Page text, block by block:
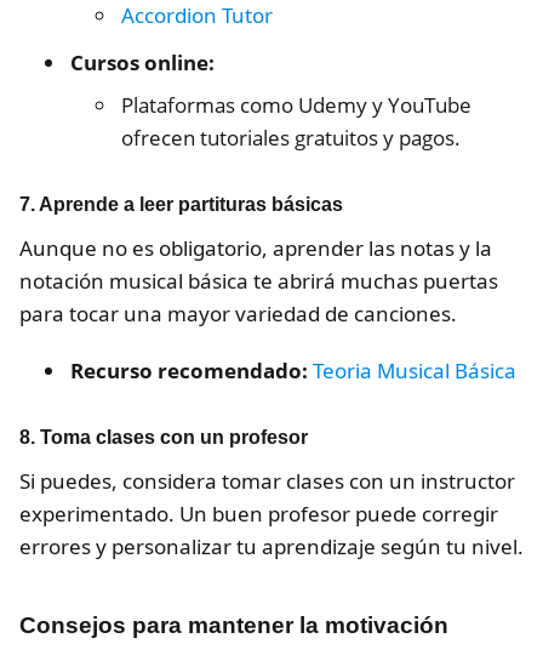
Accordion Tutor
Cursos online:
Plataformas como Udemy y YouTube
ofrecen tutoriales gratuitos y pagos.
7. Aprende a leer partituras básicas
Aunque no es obligatorio, aprender las notas y la
notación musical básica te abrirá muchas puertas
para tocar una mayor variedad de canciones.
Recurso recomendado: Teoria Musical Básica
8. Toma clases con un profesor
Si puedes, considera tomar clases con un instructor
experimentado. Un buen profesor puede corregir
errores y personalizar tu aprendizaje según tu nivel.
Consejos para mantener la motivación